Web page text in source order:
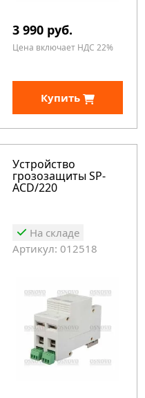
3 990 руб.
Цена включает НДС 22%
Купить
Устройство
грозозащиты SP-
ACD/220
На складе
Артикул: 012518